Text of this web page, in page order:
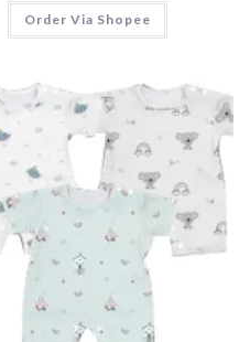
Order Via Shopee